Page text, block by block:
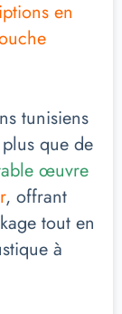
en
tunisiens
que de
œuvre
, offrant
tout en
à